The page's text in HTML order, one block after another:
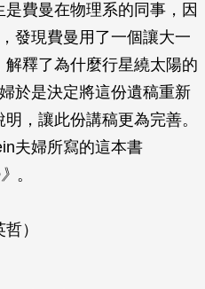
費曼在物理系的同事，因
發現費曼用了一個讓大一
釋了為什麼行星繞太陽的
於是決定將這份遺稿重新
，讓此份講稿更為完善。
夫婦所寫的這本書
。
）